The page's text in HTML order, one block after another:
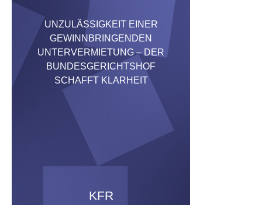
UNZULÄSSIGKEIT EINER
GEWINNBRINGENDEN
UNTERVERMIETUNG – DER
BUNDESGERICHTSHOF
SCHAFFT KLARHEIT
KFR